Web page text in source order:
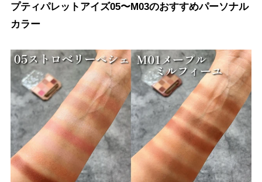
プティパレットアイズ05〜M03のおすすめパーソナル
カラー